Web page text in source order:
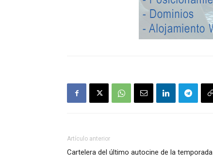
Artículo anterior
Cartelera del último autocine de la temporada